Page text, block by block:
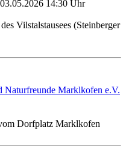
03.05.2026 14:30 Uhr
Vilstalstausees (Steinberger
Naturfreunde Marklkofen e.V.
Dorfplatz Marklkofen